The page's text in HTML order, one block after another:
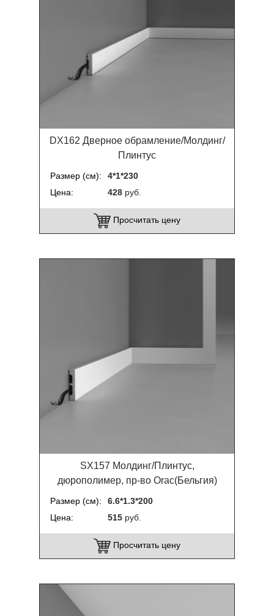
DX162 Дверное обрамление/Молдинг/
Плинтус
Размер (см)
4*1*230
Цена
428 руб.
Просчитать цену
SX157 Молдинг/Плинтус,
дюрополимер, пр-во Orac(Бельгия)
Размер (см)
6.6*1.3*200
Цена
515 руб.
Просчитать цену